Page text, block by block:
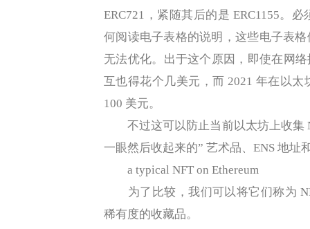
ERC721，紧随其后的是 ERC1155。
何阅读电子表格的说明，这些电子表
无法优化。出于这个原因，即使在网
互也得花个几美元，而 2021 年在以
100 美元。
不过这可以防止当前以太坊上收集
一眼然后收起来的” 艺术品、ENS 地址
a typical NFT on Ethereum
为了比较，我们可以将它们称为
稀有度的收藏品。